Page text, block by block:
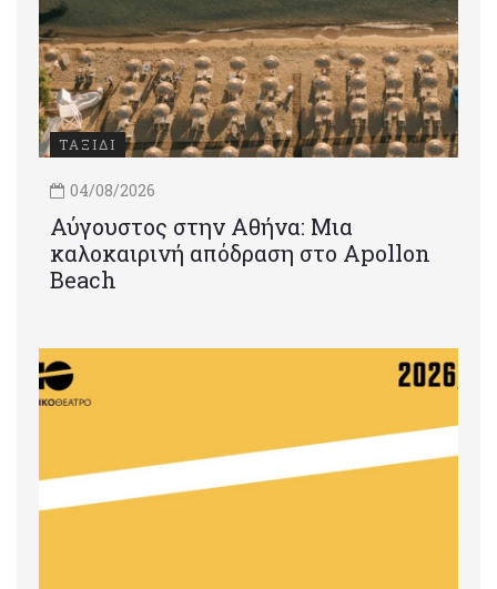
ΤΑΞΙΔΙ
04/08/2026
Αύγουστος στην Αθήνα: Μια
καλοκαιρινή απόδραση στο Apollon
Beach